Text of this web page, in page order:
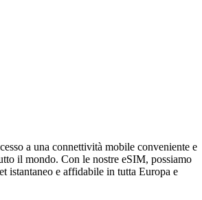
a una connettività mobile conveniente e
il mondo. Con le nostre eSIM, possiamo
istantaneo e affidabile in tutta Europa e